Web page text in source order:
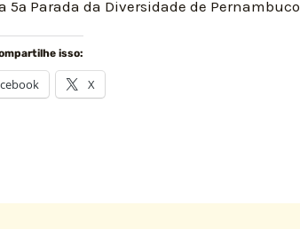
Parada da Diversidade de Pernambuco
isso:
X